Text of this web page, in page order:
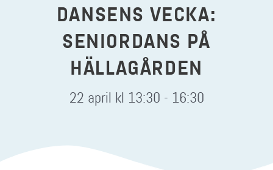
DANSENS VECKA:
SENIORDANS PÅ
HÄLLAGÅRDEN
22 april kl 13:30 - 16:30